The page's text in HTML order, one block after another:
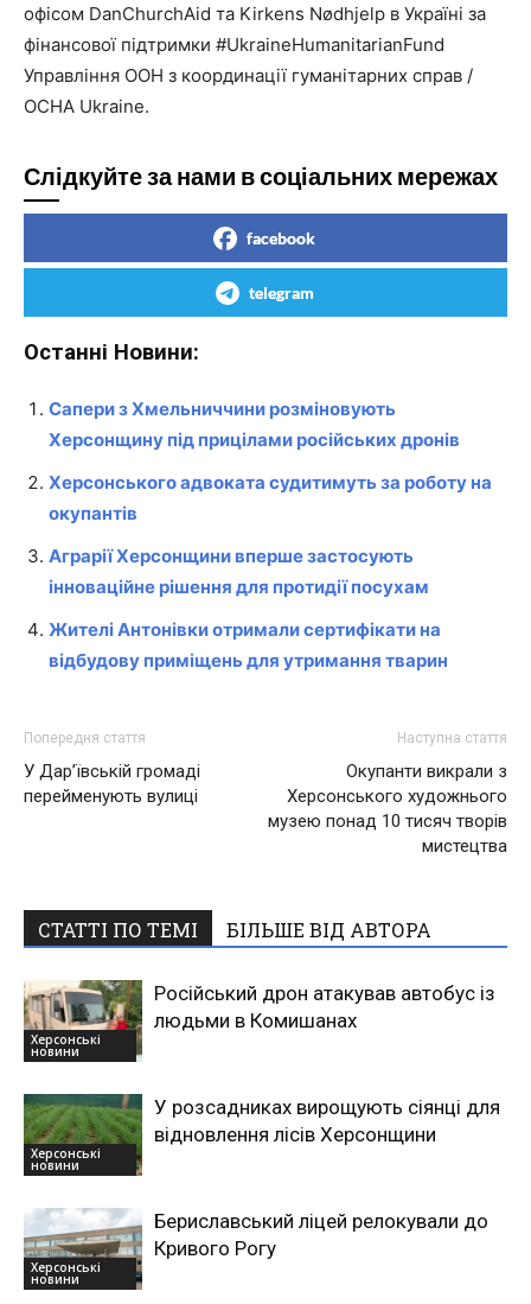
офісом DanChurchAid та Kirkens Nødhjelp в Україні за
фінансової підтримки #UkraineHumanitarianFund
Управління ООН з координації гуманітарних справ /
OCHA Ukraine.
Слідкуйте за нами в соціальних мережах
facebook
telegram
Останні Новини:
Сапери з Хмельниччини розміновують
Херсонщину під прицілами російських дронів
Херсонського адвоката судитимуть за роботу на
окупантів
Аграрії Херсонщини вперше застосують
інноваційне рішення для протидії посухам
Жителі Антонівки отримали сертифікати на
відбудову приміщень для утримання тварин
Попередня стаття
У Дар’ївській громаді
перейменують вулиці
Наступна стаття
Окупанти викрали з
Херсонського художнього
музею понад 10 тисяч творів
мистецтва
СТАТТІ ПО ТЕМІ БІЛЬШЕ ВІД АВТОРА
Херсонські
новини
Російський дрон атакував автобус із
людьми в Комишанах
Херсонські
новини
У розсадниках вирощують сіянці для
відновлення лісів Херсонщини
Херсонські
новини
Бериславський ліцей релокували до
Кривого Рогу